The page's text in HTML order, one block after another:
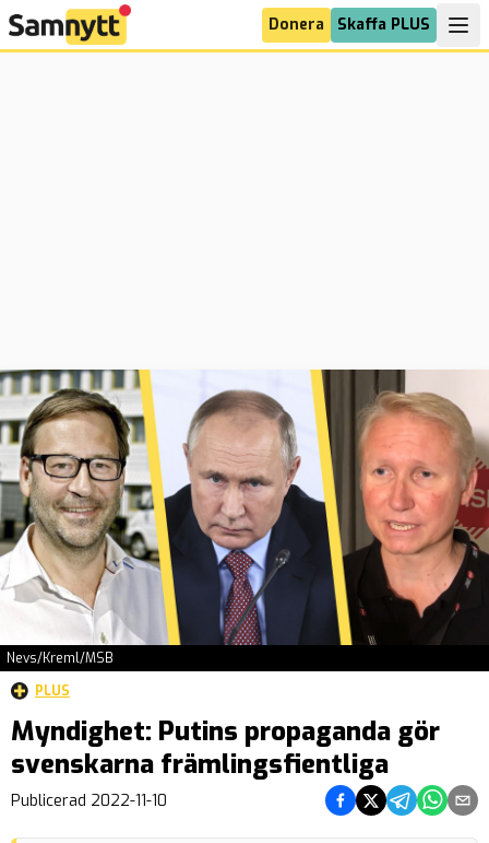
Donera Skaffa PLUS
Nevs/Kreml/MSB
PLUS
Myndighet: Putins propaganda gör
svenskarna främlingsfientliga
Publicerad 2022-11-10 Dela på Facebook
Dela på Twitter
Dela påDela på
Dela